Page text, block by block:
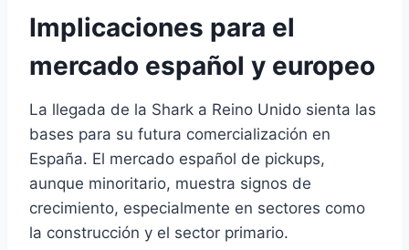
Implicaciones para el
mercado español y europeo
La llegada de la Shark a Reino Unido sienta las
bases para su futura comercialización en
España. El mercado español de pickups,
aunque minoritario, muestra signos de
crecimiento, especialmente en sectores como
la construcción y el sector primario.